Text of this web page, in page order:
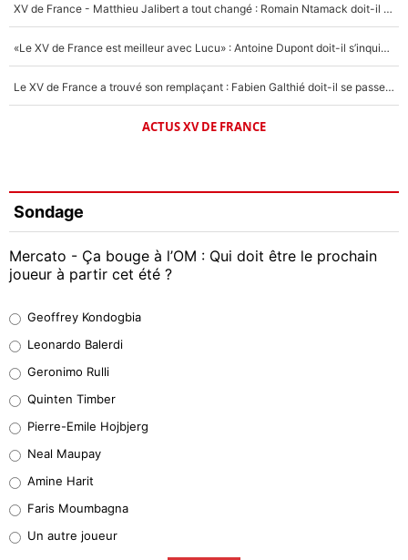
XV de France - Matthieu Jalibert a tout changé : Romain Ntamack doit-il s’inquiéter pour sa place à un an de la Coupe du monde ?
«Le XV de France est meilleur avec Lucu» : Antoine Dupont doit-il s’inquiéter pour sa place ?
Le XV de France a trouvé son remplaçant : Fabien Galthié doit-il se passer d'Antoine Dupont ?
ACTUS XV DE FRANCE
Sondage
Mercato - Ça bouge à l’OM : Qui doit être le prochain
joueur à partir cet été ?
38%
32%
5%
1%
9%
Geoffrey Kondogbia
Leonardo Balerdi
Geronimo Rulli
Quinten Timber
Pierre-Emile Hojbjerg
Neal Maupay
Amine Harit
Faris Moumbagna
Un autre joueur